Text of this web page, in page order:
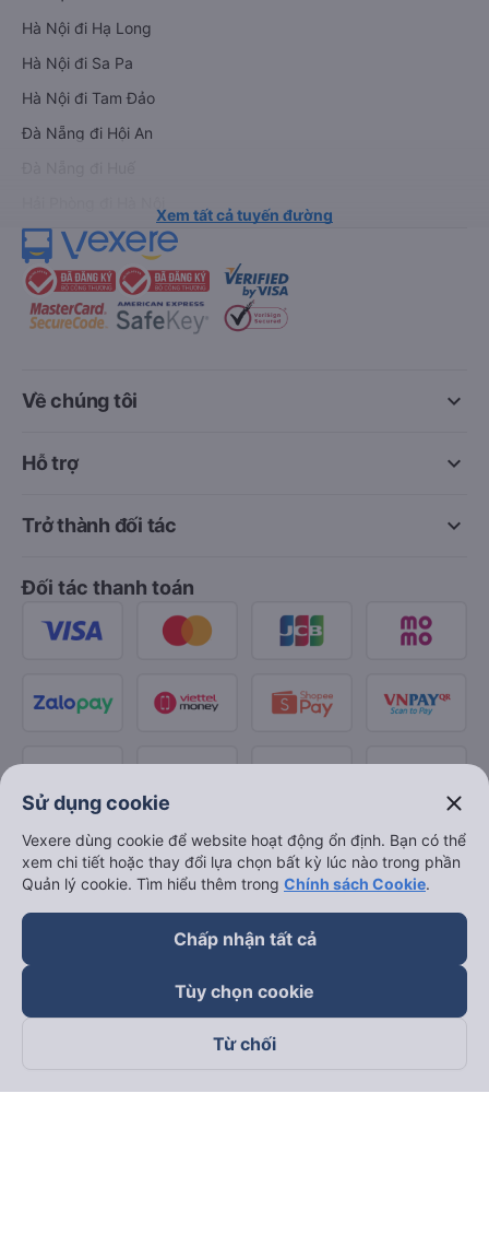
Hà Nội đi Hạ Long
Hà Nội đi Sa Pa
Hà Nội đi Tam Đảo
Đà Nẵng đi Hội An
Xem tất cả tuyến đường
keyboard_arrow_down
Về chúng tôi
keyboard_arrow_down
Hỗ trợ
keyboard_arrow_down
Trở thành đối tác
Đối tác thanh toán
Theo dõi chúng tôi trên
Sử dụng cookie close
Vexere dùng cookie để website hoạt động ổn định. Bạn có thể
xem chi tiết hoặc thay đổi lựa chọn bất kỳ lúc nào trong phần
Quản lý cookie. Tìm hiểu thêm trong Chính sách Cookie.
Chấp nhận tất cả
Tùy chọn cookie
Từ chối